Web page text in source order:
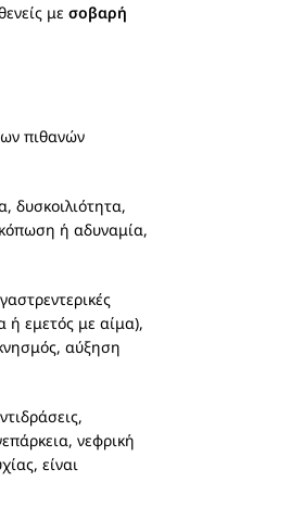
με σοβαρή
πιθανών
δυσκοιλιότητα,
ή αδυναμία,
ή εμετός με αίμα),
αύξηση
νεφρική
είναι